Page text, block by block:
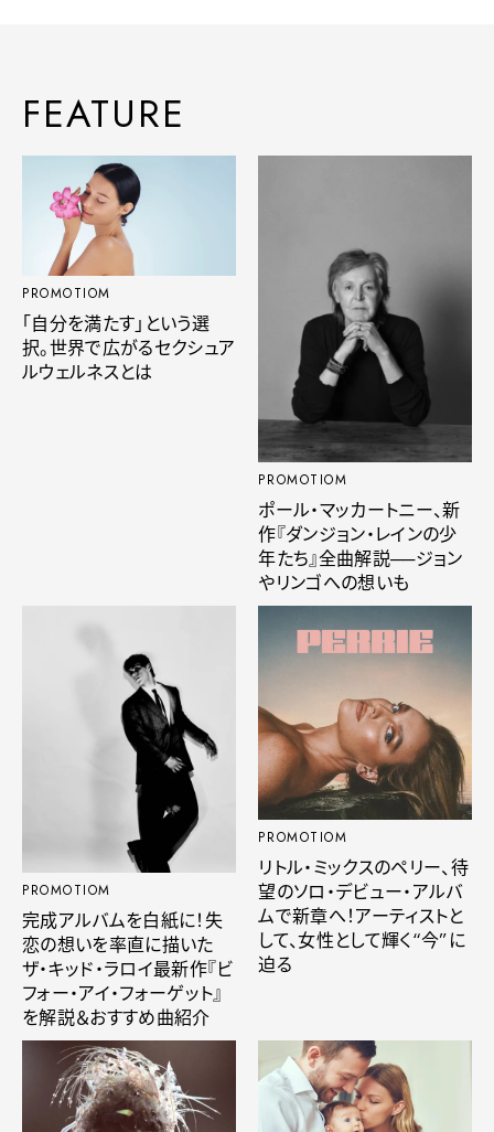
FEATURE
PROMOTIOM
「自分を満たす」という選
択。世界で広がるセクシュア
ルウェルネスとは
PROMOTIOM
ポール・マッカートニー、新
作『ダンジョン・レインの少
年たち』全曲解説──ジョン
やリンゴへの想いも
PROMOTIOM
完成アルバムを白紙に！失
恋の想いを率直に描いた
ザ・キッド・ラロイ最新作『ビ
フォー・アイ・フォーゲット』
を解説＆おすすめ曲紹介
PROMOTIOM
リトル・ミックスのペリー、待
望のソロ・デビュー・アルバ
ムで新章へ！アーティストと
して、女性として輝く“今”に
迫る